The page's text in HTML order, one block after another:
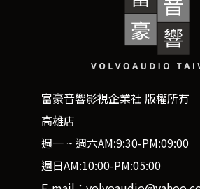
富豪音響影視企業社 版權所有
高雄店
週一 ~ 週六AM:9:30-PM:09:00
週日AM:10:00-PM:05:00